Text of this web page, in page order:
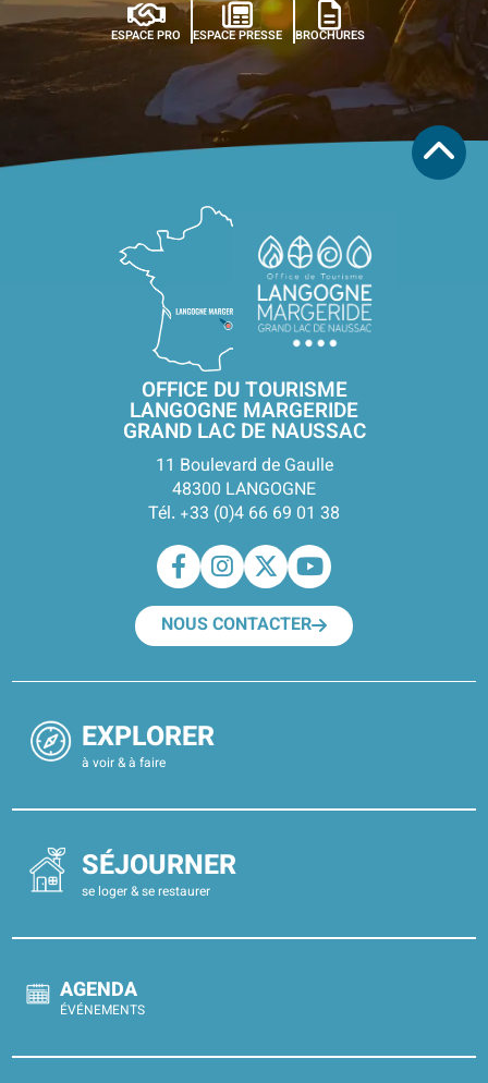
ESPACE PRO ESPACE PRESSE BROCHURES
OFFICE DU TOURISME
LANGOGNE MARGERIDE
GRAND LAC DE NAUSSAC
11 Boulevard de Gaulle
48300 LANGOGNE
Tél. +33 (0)4 66 69 01 38
NOUS CONTACTER
EXPLORER
à voir & à faire
SÉJOURNER
se loger & se restaurer
AGENDA
ÉVÉNEMENTS